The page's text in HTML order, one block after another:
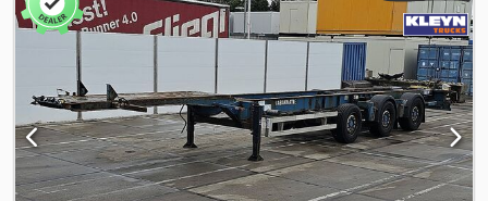
Curb weight: 6,195 kg, Gross weight: 39,000 kg, Chassis type: Full
chassis, Chassis material: Steel, Kingpin size: 2 inch, Suspension
type: Full air, ABS, EBS, Year of body construction: 2008, Turntable
configuration: 1x40 + 1x45 high cube, Extendable chassis: Rear,
Axle type: SAF = Further Information = General Information Cab:
Day cab License plate: KLEYN1 Drivetrain Fuel type: Diesel
Transmission Gearbox: Manual Axle Configuration Tire size:
385/55R22.5 Brakes: Disc brakes Suspension: Air suspension Axle 1:
Steered; Left tire tread: 10 mm; Right tire tread: 11 mm Axle 2: Left